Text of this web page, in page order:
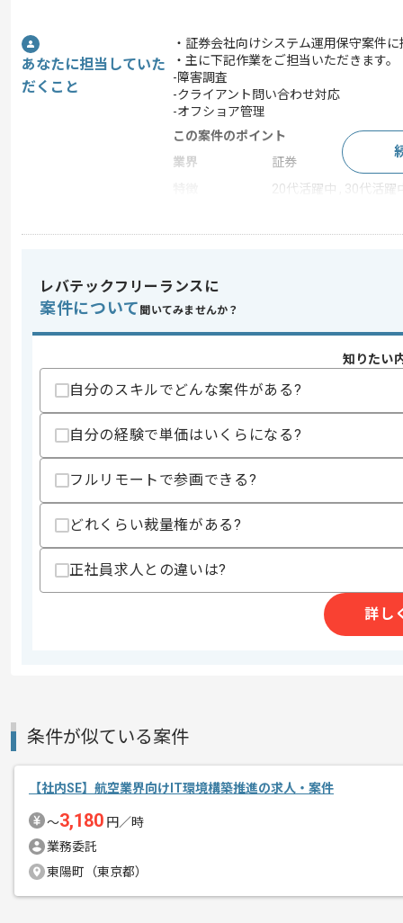
あなたに担当していた
だくこと
・証券会社向けシステム運用保守案件
・主に下記作業をご担当いただきます。
-障害調査
-クライアント問い合わせ対応
-オフショア管理
この案件のポイント
業界
証券
20代活躍中 , 30代活躍
スキル
・基本的なSQL操作経験
・オフショアとの作業経験
精算・お支払い
精算条件
有
精算基準時間
エージェントからのコ
を展開している企業でございます。
レバテックフリーランスに
案件について 聞いてみませんか？
知りたい
自分のスキルでどんな案件がある?
自分の経験で単価はいくらになる?
フルリモートで参画できる?
どれくらい裁量権がある?
正社員求人との違いは?
詳し
条件が似ている案件
【社内SE】航空業界向けIT環境構築推進の求人・案件
〜3,180 円／時
業務委託
東陽町（東京都）